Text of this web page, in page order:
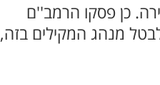
כן פסקו הרמב''ם
מנהג המקילים בזה,